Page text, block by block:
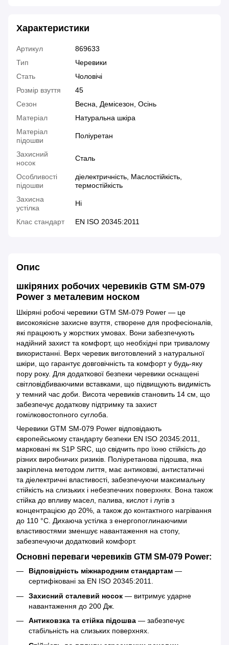
Характеристики
Артикул
869633
Тип
Черевики
Стать
Чоловічі
Розмір взуття
45
Сезон
Весна, Демісезон, Осінь
Матеріал
Натуральна шкіра
Матеріал
підошви
Поліуретан
Захисний
носок
Сталь
Особливості
підошви
діелектричність, Маслостійкість,
термостійкість
Захисна
устілка
Ні
Клас стандарт EN ISO 20345:2011
Опис
шкіряних робочих черевиків GTM SM-079
Power з металевим носком
Шкіряні робочі черевики GTM SM-079 Power — це
високоякісне захисне взуття, створене для професіоналів,
які працюють у жорстких умовах. Вони забезпечують
надійний захист та комфорт, що необхідні при тривалому
використанні. Верх черевик виготовлений з натуральної
шкіри, що гарантує довговічність та комфорт у будь-яку
пору року. Для додаткової безпеки черевики оснащені
світловідбиваючими вставками, що підвищують видимість
у темний час доби. Висота черевиків становить 14 см, що
забезпечує додаткову підтримку та захист
гомілковостопного суглоба.
Черевики GTM SM-079 Power відповідають
європейському стандарту безпеки EN ISO 20345:2011,
марковані як S1P SRC, що свідчить про їхню стійкість до
різних виробничих ризиків. Поліуретанова підошва, яка
закріплена методом лиття, має антиковзкі, антистатичні
та діелектричні властивості, забезпечуючи максимальну
стійкість на слизьких і небезпечних поверхнях. Вона також
стійка до впливу масел, палива, кислот і лугів з
концентрацією до 20%, а також до контактного нагрівання
до 110 °C. Дихаюча устілка з енергопоглинаючими
властивостями зменшує навантаження на стопу,
забезпечуючи додатковий комфорт.
Основні переваги черевиків GTM SM-079 Power:
Відповідність міжнародним стандартам —
сертифіковані за EN ISO 20345:2011.
Захисний сталевий носок — витримує ударне
навантаження до 200 Дж.
Антиковзка та стійка підошва — забезпечує
стабільність на слизьких поверхнях.